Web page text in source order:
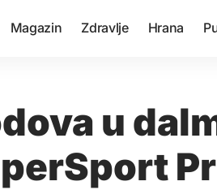
Magazin Zdravlje Hrana
u